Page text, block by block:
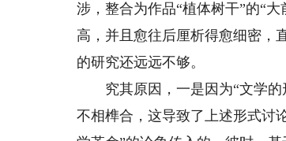
涉，整合为作品“植体树干”的“
高，并且愈往后厘析得愈细密，
的研究还远远不够。
究其原因，一是因为“文学的
不相榫合，这导致了上述形式讨